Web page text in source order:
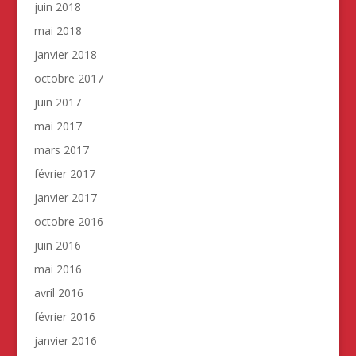
juin 2018
mai 2018
janvier 2018
octobre 2017
juin 2017
mai 2017
mars 2017
février 2017
janvier 2017
octobre 2016
juin 2016
mai 2016
avril 2016
février 2016
janvier 2016